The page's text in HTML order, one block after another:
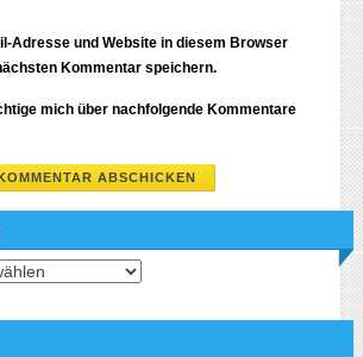
Adresse und Website in diesem Browser
Kommentar speichern.
mich über nachfolgende Kommentare